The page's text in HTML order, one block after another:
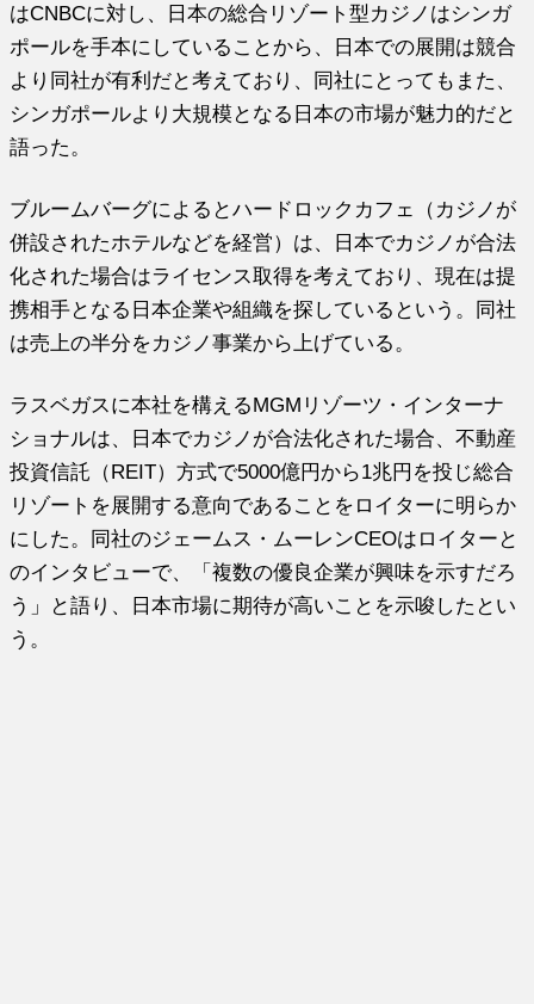
はCNBCに対し、日本の総合リゾート型カジノはシンガ
ポールを手本にしていることから、日本での展開は競合
より同社が有利だと考えており、同社にとってもまた、
シンガポールより大規模となる日本の市場が魅力的だと
語った。
ブルームバーグによるとハードロックカフェ（カジノが
併設されたホテルなどを経営）は、日本でカジノが合法
化された場合はライセンス取得を考えており、現在は提
携相手となる日本企業や組織を探しているという。同社
は売上の半分をカジノ事業から上げている。
ラスベガスに本社を構えるMGMリゾーツ・インターナ
ショナルは、日本でカジノが合法化された場合、不動産
投資信託（REIT）方式で5000億円から1兆円を投じ総合
リゾートを展開する意向であることをロイターに明らか
にした。同社のジェームス・ムーレンCEOはロイターと
のインタビューで、「複数の優良企業が興味を示すだろ
う」と語り、日本市場に期待が高いことを示唆したとい
う。